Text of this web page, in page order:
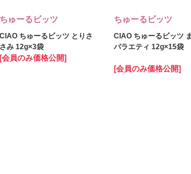
ちゅーるビッツ
CIAO ちゅーるビッツ とりさ
さみ 12g×3袋
[会員のみ価格公開]
ちゅーるビッツ
CIAO ちゅーるビッツ
バラエティ 12g×15袋
[会員のみ価格公開]